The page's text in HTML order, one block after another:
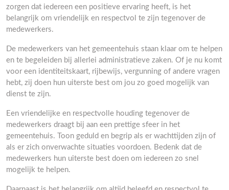
zorgen dat iedereen een positieve ervaring heeft, is het
belangrijk om vriendelijk en respectvol te zijn tegenover de
medewerkers.
De medewerkers van het gemeentehuis staan klaar om te helpen
en te begeleiden bij allerlei administratieve zaken. Of je nu komt
voor een identiteitskaart, rijbewijs, vergunning of andere vragen
hebt, zij doen hun uiterste best om jou zo goed mogelijk van
dienst te zijn.
Een vriendelijke en respectvolle houding tegenover de
medewerkers draagt bij aan een prettige sfeer in het
gemeentehuis. Toon geduld en begrip als er wachttijden zijn of
als er zich onverwachte situaties voordoen. Bedenk dat de
medewerkers hun uiterste best doen om iedereen zo snel
mogelijk te helpen.